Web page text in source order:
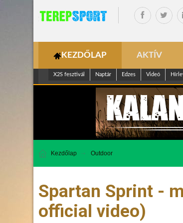
KEZDŐLAP AKTÍV
X2S fesztivál Naptár Edzes Videó
Kezdőlap Outdoor
Spartan Sprint -
official video)